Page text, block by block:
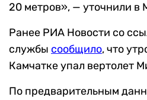
20 метров», — уточнили в
Ранее РИА Новости со
службы сообщило, что
Камчатке упал вертолет
По предварительным